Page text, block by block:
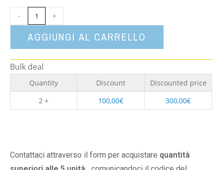
- +
AGGIUNGI AL CARRELLO
Bulk deal
Quantity Discount
Discounted price
2 +
100,00€ 300,00€
Contattaci attraverso il form per acquistare quantità